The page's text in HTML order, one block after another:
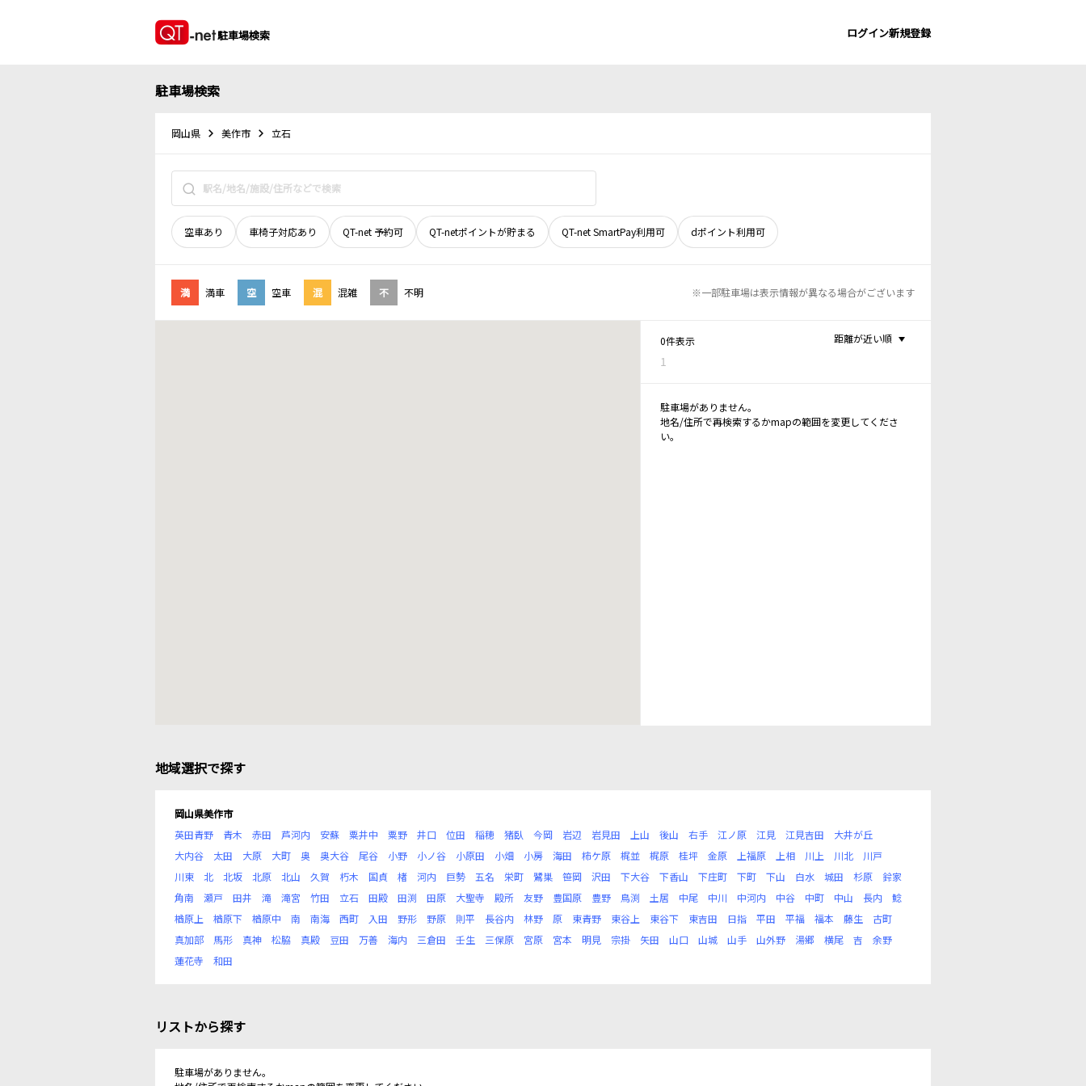
駐車場検索 ログイン新規登録
駐車場検索
岡山県 美作市 立石
空車あり 車椅子対応あり QT-net 予約可 QT-netポイントが貯まる QT-net SmartPay利用可 dポイント利用可
満 満車 空 空車 混 混雑 不 不明 ※一部駐車場は表示情報が異なる場合がございます
0件表示
1
距離が近い順
駐車場がありません。
地名/住所で再検索するかmapの範囲を変更してくださ
い。
地域選択で探す
岡山県美作市
英田青野
青木 赤田 芦河内 安蘇 粟井中 粟野 井口 位田 稲穂 猪臥 今岡 岩辺 岩見田 上山 後山 右手 江ノ原 江見 江見吉田
大井が丘
大内谷
太田 大原 大町 奥 奥大谷 尾谷 小野 小ノ谷 小原田 小畑 小房 海田 柿ケ原 梶並 梶原 桂坪 金原 上福原 上相 川上 川北
川戸
川東
北 北坂 北原 北山 久賀 朽木 国貞 楮 河内 巨勢 五名 栄町 鷺巣 笹岡 沢田 下大谷 下香山 下庄町 下町 下山 白水 城田 杉原
鈴家
角南
瀬戸 田井 滝 滝宮 竹田 立石 田殿 田渕 田原 大聖寺 殿所 友野 豊国原 豊野 鳥渕 土居 中尾 中川 中河内 中谷 中町 中山 長内
鯰
楢原上
楢原下 楢原中 南 南海 西町 入田 野形 野原 則平 長谷内 林野 原 東青野 東谷上 東谷下 東吉田 日指 平田 平福 福本 藤生
古町
真加部
馬形 真神 松脇 真殿 豆田 万善 海内 三倉田 壬生 三保原 宮原 宮本 明見 宗掛 矢田 山口 山城 山手 山外野 湯郷 横尾 吉
余野
蓮花寺
和田
リストから探す
駐車場がありません。